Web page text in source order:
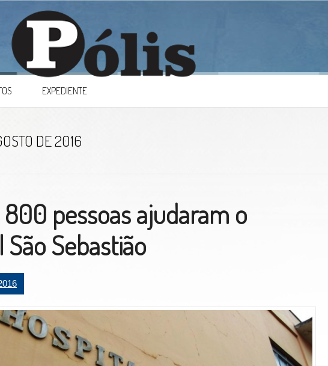
EXPEDIENTE
DE 2016
800 pessoas ajudaram o
São Sebastião